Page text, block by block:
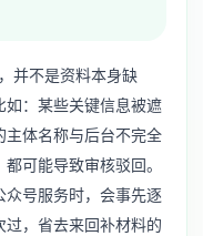
并不是资料本身缺
如：某些关键信息被遮
主体名称与后台不完全
可能导致审核驳回。
众号服务时，会事先逐
，省去来回补材料的